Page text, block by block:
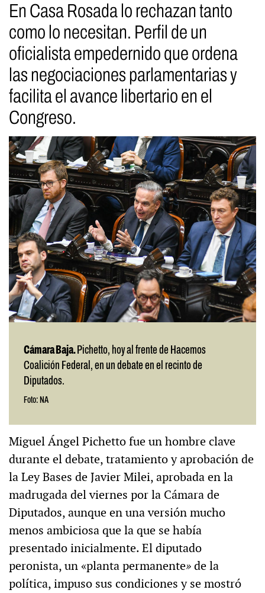
En Casa Rosada lo rechazan tanto
como lo necesitan. Perfil de un
oficialista empedernido que ordena
las negociaciones parlamentarias y
facilita el avance libertario en el
Congreso.
Cámara Baja. Pichetto, hoy al frente de Hacemos
Coalición Federal, en un debate en el recinto de
Diputados.
Foto: NA
Miguel Ángel Pichetto fue un hombre clave
durante el debate, tratamiento y aprobación de
la Ley Bases de Javier Milei, aprobada en la
madrugada del viernes por la Cámara de
Diputados, aunque en una versión mucho
menos ambiciosa que la que se había
presentado inicialmente. El diputado
peronista, un «planta permanente»de la
política, impuso sus condiciones y se mostró